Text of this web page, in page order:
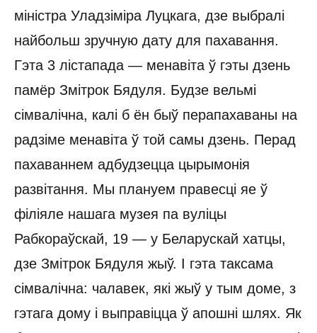
міністра Уладзіміра Луцкага, дзе выбралі
найбольш зручную дату для пахавання.
Гэта 3 лістапада — менавіта ў гэты дзень
памёр Змітрок Бядуля. Будзе вельмі
сімвалічна, калі б ён быў перапахаваны на
радзіме менавіта ў той самы дзень. Перад
пахаваннем адбудзецца цырымонія
развітання. Мы плануем правесці яе ў
філіяле нашага музея па вуліцы
Рабкораўскай, 19 — у Беларускай хатцы,
дзе Змітрок Бядуля жыў. І гэта таксама
сімвалічна: чалавек, які жыў у тым доме, з
гэтага дому і выправіцца ў апошні шлях. Як